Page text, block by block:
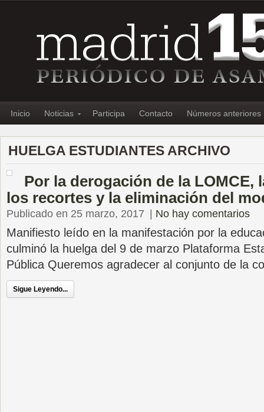
Inicio Noticias Participa Contacto Números anteriores
HUELGA ESTUDIANTES ARCHIVO
Por la derogación de la LOMCE,
los recortes y la eliminación del
Publicado en 25 marzo, 2017 No hay comentarios
Manifiesto leído en la manifestación por la
culminó la huelga del 9 de marzo Plataforma
Pública Queremos agradecer al conjunto de la
Sigue Leyendo...